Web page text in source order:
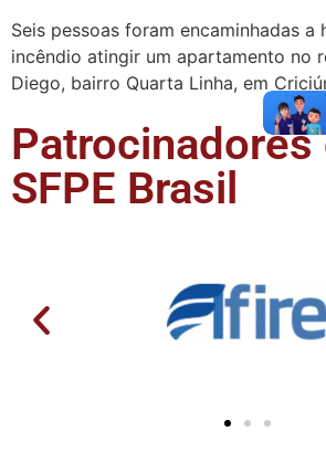
Seis pessoas foram encaminhadas a
incêndio atingir um apartamento no
Diego, bairro Quarta Linha, em
Patrocinadores
SFPE Brasil